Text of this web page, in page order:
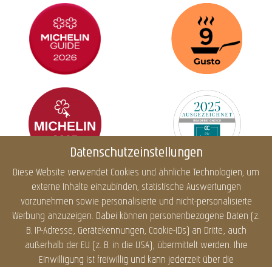
Datenschutzeinstellungen
Diese Website verwendet Cookies und ähnliche Technologien, um
externe Inhalte einzubinden, statistische Auswertungen
vorzunehmen sowie personalisierte und nicht-personalisierte
Werbung anzuzeigen. Dabei können personenbezogene Daten (z.
B. IP-Adresse, Gerätekennungen, Cookie-IDs) an Dritte, auch
außerhalb der EU (z. B. in die USA), übermittelt werden. Ihre
Einwilligung ist freiwillig und kann jederzeit über die
Impressum Datenschutz Cookies
Barrierefreiheit
Sitemap